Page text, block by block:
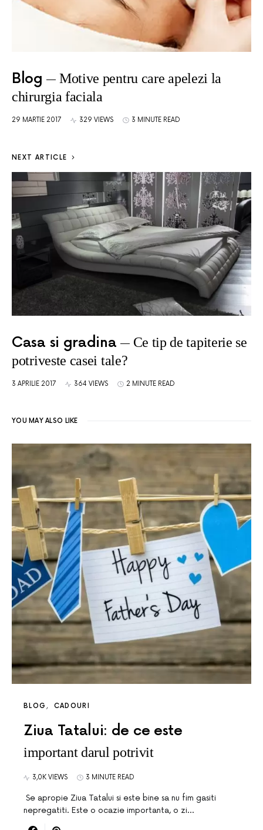
Blog
Motive pentru care apelezi la
chirurgia faciala
29 MARTIE 2017 329 VIEWS 3 MINUTE READ
NEXT ARTICLE
Casa si gradina
Ce tip de tapiterie se
potriveste casei tale?
3 APRILIE 2017 364 VIEWS 2 MINUTE READ
YOU MAY ALSO LIKE
BLOG CADOURI
Ziua Tatalui: de ce este
important darul potrivit
3,0K VIEWS 3 MINUTE READ
Se apropie Ziua Tatalui si este bine sa nu fim gasiti
nepregatiti. Este o ocazie importanta, o zi…